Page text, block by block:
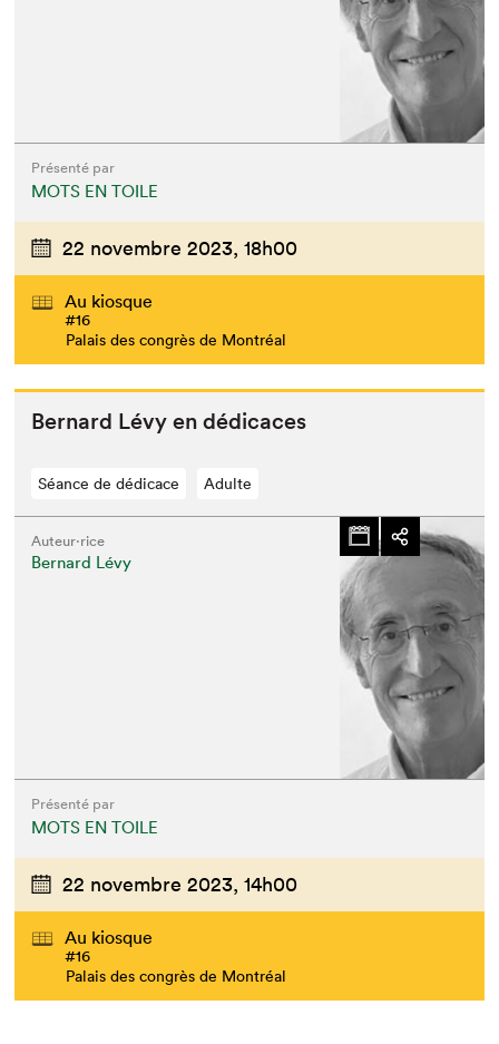
Que cherchez-vous?
Présenté par
MOTS EN TOILE
22 novembre 2023, 18h00
Au kiosque
#16
Palais des congrès de Montréal
Bernard Lévy en dédicaces
Séance de dédicace Adulte
Auteur·rice
Bernard Lévy
Présenté par
MOTS EN TOILE
22 novembre 2023, 14h00
Au kiosque
#16
Palais des congrès de Montréal